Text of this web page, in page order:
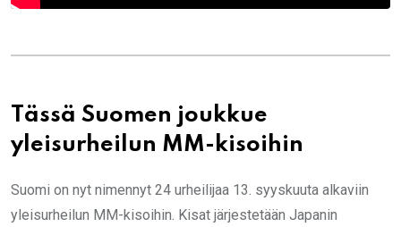
Tässä Suomen joukkue
yleisurheilun MM-kisoihin
Suomi on nyt nimennyt 24 urheilijaa 13. syyskuuta alkaviin
yleisurheilun MM-kisoihin. Kisat järjestetään Japanin